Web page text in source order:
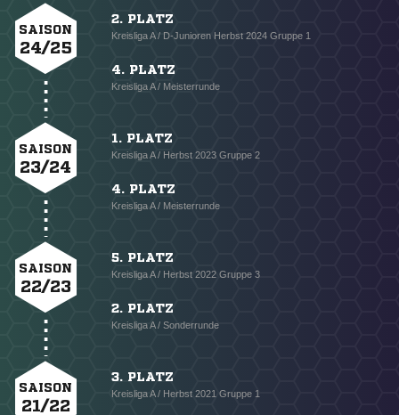
SAISON
24/25
2. PLATZ
Kreisliga A / D-Junioren Herbst 2024 Gruppe 1
4. PLATZ
Kreisliga A / Meisterrunde
SAISON
23/24
1. PLATZ
Kreisliga A / Herbst 2023 Gruppe 2
4. PLATZ
Kreisliga A / Meisterrunde
SAISON
22/23
5. PLATZ
Kreisliga A / Herbst 2022 Gruppe 3
2. PLATZ
Kreisliga A / Sonderrunde
SAISON
21/22
3. PLATZ
Kreisliga A / Herbst 2021 Gruppe 1